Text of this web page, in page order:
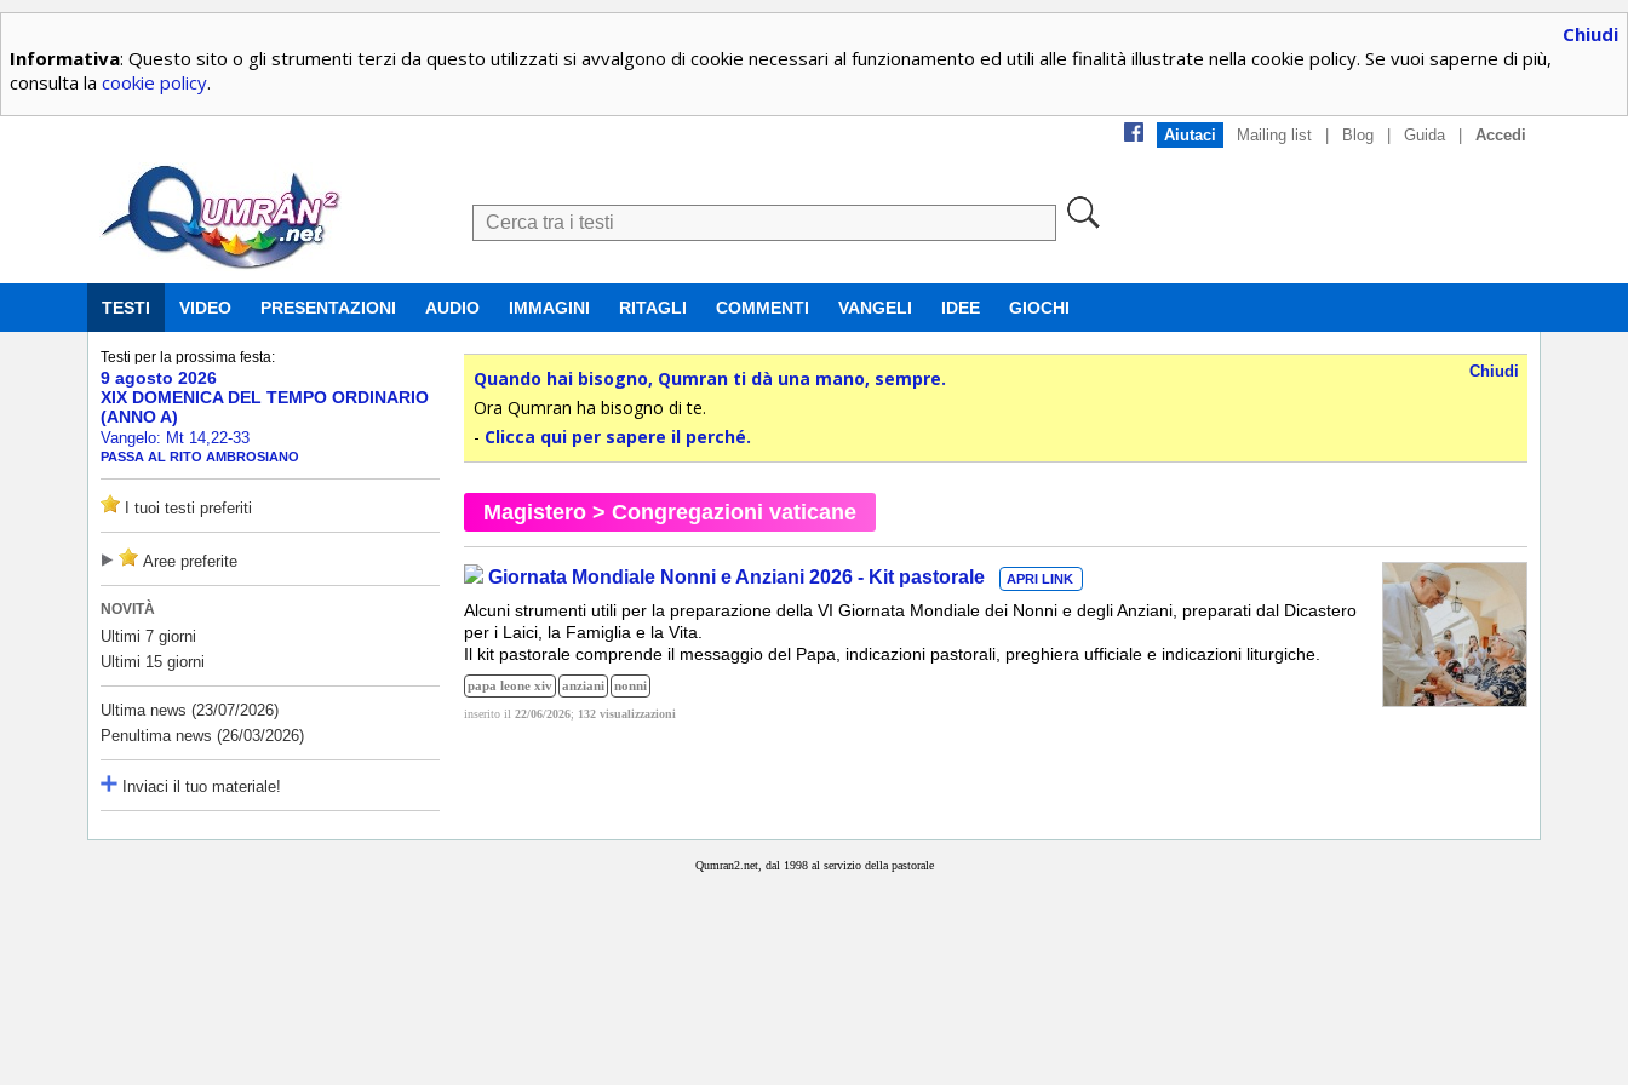
Chiudi
Informativa: Questo sito o gli strumenti terzi da questo utilizzati si avvalgono di cookie necessari al funzionamento ed utili alle finalità illustrate nella cookie policy. Se vuoi saperne di più,
consulta la cookie policy.
Aiutaci Mailing list | Blog | Guida | Accedi
TESTI VIDEO PRESENTAZIONI AUDIO IMMAGINI RITAGLI COMMENTI VANGELI IDEE GIOCHI
Testi per la prossima festa:
9 agosto 2026
XIX DOMENICA DEL TEMPO ORDINARIO
(ANNO A)
Vangelo: Mt 14,22-33
PASSA AL RITO AMBROSIANO
I tuoi testi preferiti
Aree preferite
NOVITÀ
Ultimi 7 giorni
Ultimi 15 giorni
Ultima news (23/07/2026)
Penultima news (26/03/2026)
Inviaci il tuo materiale!
Chiudi
Quando hai bisogno, Qumran ti dà una mano, sempre.
Ora Qumran ha bisogno di te.
- Clicca qui per sapere il perché.
Magistero> Congregazioni vaticane
Giornata Mondiale Nonni e Anziani 2026 - Kit pastorale APRI LINK
Alcuni strumenti utili per la preparazione della VI Giornata Mondiale dei Nonni e degli Anziani, preparati dal Dicastero
per i Laici, la Famiglia e la Vita.
Il kit pastorale comprende il messaggio del Papa, indicazioni pastorali, preghiera ufficiale e indicazioni liturgiche.
papa leone xiv anziani nonni
inserito il 22/06/2026; 132 visualizzazioni
Qumran2.net, dal 1998 al servizio della pastorale